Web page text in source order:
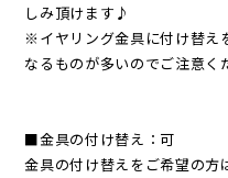
しみ頂けます♪
※イヤリング金具に付け替え
なるものが多いのでご注意く
■金具の付け替え：可
金具の付け替えをご希望の方